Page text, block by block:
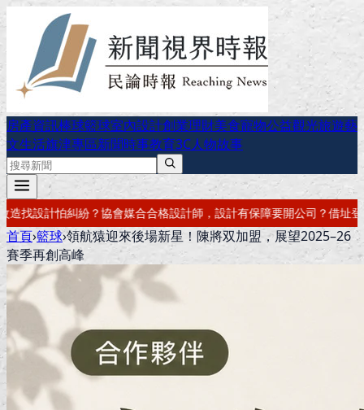
房產資訊棒球籃球室內設計創業理財美食寵物公益觀光旅遊藝
文生活旗津專區新聞時事教育3C人物故事
有保障要開公司？借址登記・公司設立・工商登記一次辦好記帳報稅
首頁›籃球›領航猿迎來後場新星！陳將双加盟，展望2025–26
賽季再創高峰